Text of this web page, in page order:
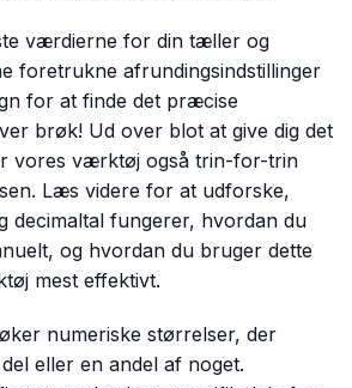
værdierne for din tæller og
foretrukne afrundingsindstillinger
for at finde det præcise
brøk! Ud over blot at give dig det
vores værktøj også trin-for-trin
Læs videre for at udforske,
decimaltal fungerer, hvordan du
og hvordan du bruger dette
mest effektivt.
numeriske størrelser, der
eller en andel af noget.